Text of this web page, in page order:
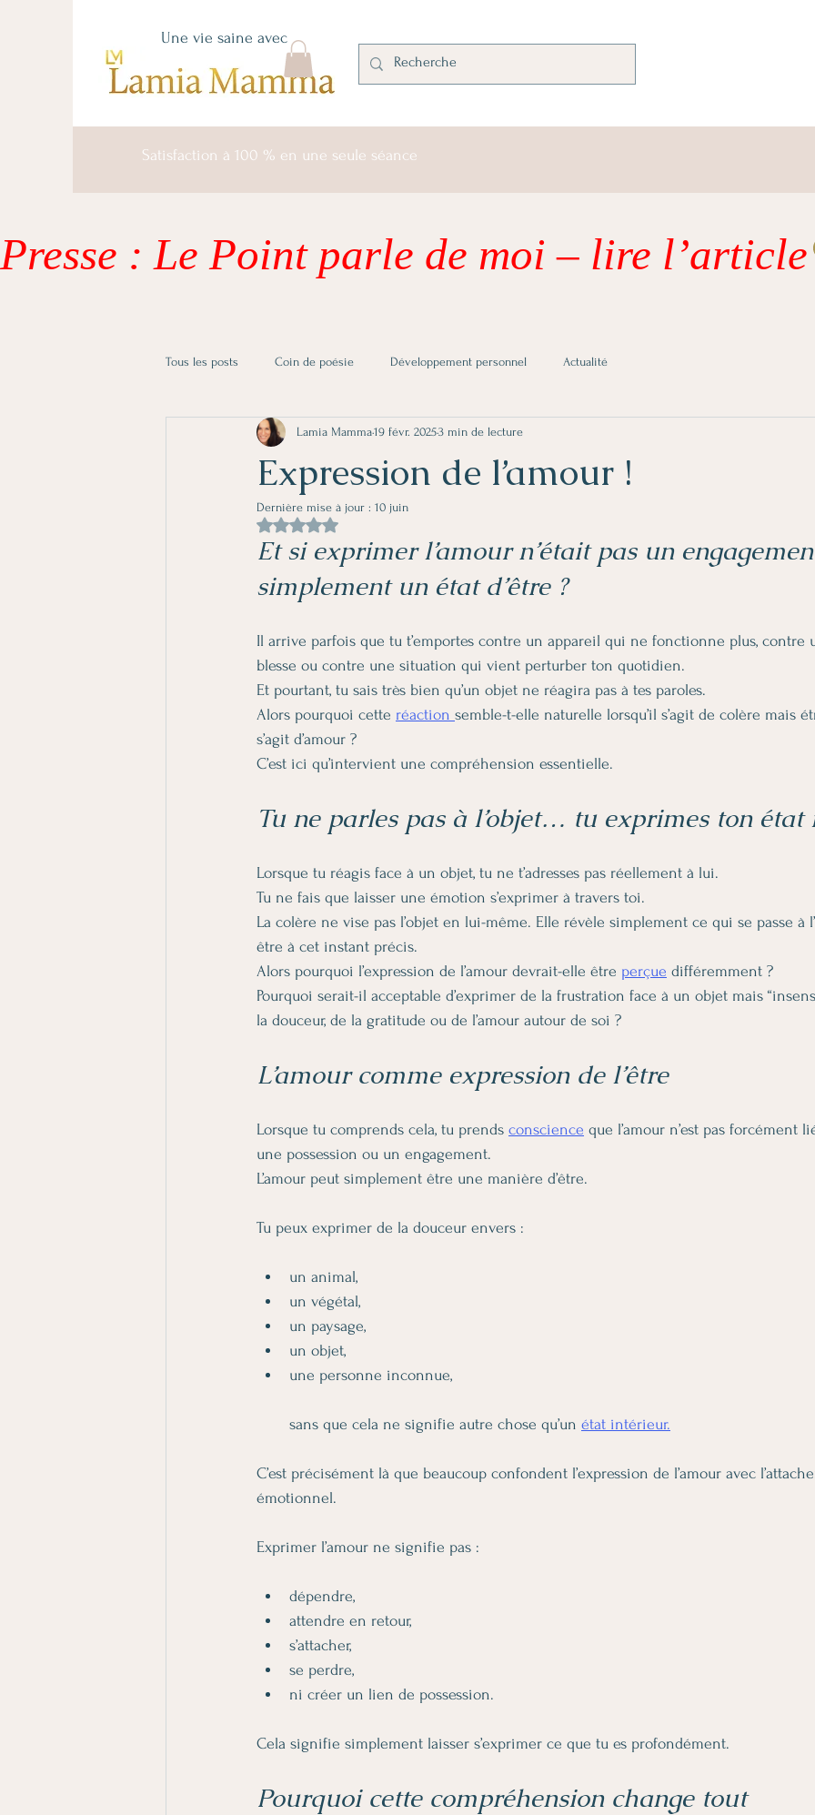
Une vie saine avec
Satisfaction à 100 % en une seule séance
Presse : Le Point parle de moi – lire l’article
Tous les posts Coin de poésie Développement personnel Actualité
Expression de l’amour !
Lamia Mamma19 févr. 20253 min de lecture
Dernière mise à jour : 10 juin
Noté NaN étoiles sur 5.
Et si exprimer l’amour n’était pas un
simplement un état d’être ?
Il arrive parfois que tu t’emportes contre un appareil qui ne fonctionne plus, contre
blesse ou contre une situation qui vient perturber ton quotidien.
Et pourtant, tu sais très bien qu’un objet ne réagira pas à tes paroles.
Alors pourquoi cette réaction semble-t-elle naturelle lorsqu’il s’agit de colère mais
s’agit d’amour ?
C’est ici qu’intervient une compréhension essentielle.
Tu ne parles pas à l’objet… tu exprimes ton
Lorsque tu réagis face à un objet, tu ne t’adresses pas réellement à lui.
Tu ne fais que laisser une émotion s’exprimer à travers toi.
La colère ne vise pas l’objet en lui-même. Elle révèle simplement ce qui se passe à
être à cet instant précis.
Alors pourquoi l’expression de l’amour devrait-elle être perçue différemment ?
Pourquoi serait-il acceptable d’exprimer de la frustration face à un objet mais
la douceur, de la gratitude ou de l’amour autour de soi ?
L’amour comme expression de l’être
Lorsque tu comprends cela, tu prends conscience que l’amour n’est pas forcément
une possession ou un engagement.
L’amour peut simplement être une manière d’être.
Tu peux exprimer de la douceur envers :
un animal,
un végétal,
un paysage,
un objet,
une personne inconnue,
sans que cela ne signifie autre chose qu’un état intérieur.
C’est précisément là que beaucoup confondent l’expression de l’amour avec
émotionnel.
Exprimer l’amour ne signifie pas :
dépendre,
attendre en retour,
s’attacher,
se perdre,
ni créer un lien de possession.
Cela signifie simplement laisser s’exprimer ce que tu es profondément.
Pourquoi cette compréhension change tout